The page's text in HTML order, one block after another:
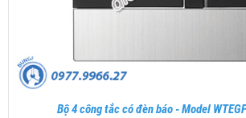
Bộ 4 công tắc có đèn báo - Model